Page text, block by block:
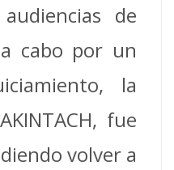
de
cabo por un
la
fue
volver a